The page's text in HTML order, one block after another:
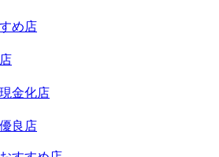
め店
金化店
良店